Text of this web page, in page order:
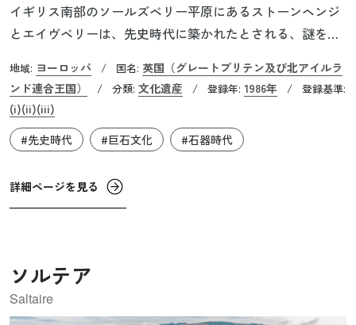
イギリス南部のソールズベリー平原にあるストーンヘンジ
とエイヴベリーは、先史時代に築かれたとされる、謎を秘
つに分けられています。第1期は紀元前3100〜前2200年頃の
直径100ｍもの外周部が形成された時期、第2期は前2100〜
前2000年頃のブルー・ストーンと呼ばれる青みのある石で
メンヒル群（直立石の上に水平に石を載せて連結したも
30ｍの環状列石とその内側に3つの石を門形に組んだトリリ
トン（三石塔）5組が馬蹄形に配置された時期とされていま
近から太陽が昇り、中心部を照らすことなどから石の配置
には天文学的な意味があるのではないかと考えられていま
地域: ヨーロッパ / 国名: 英国（グレートブリテン及び北アイルラ
ンド連合王国）
/ 分類: 文化遺産 / 登録年: 1986年 / 登録基準:
(i)(ii)(iii)
#先史時代
#巨石文化 #石器時代
詳細ページを見る
ソルテア
Saltaire